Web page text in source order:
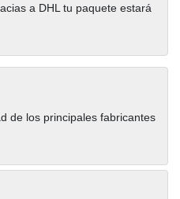
a DHL tu paquete estará
de los principales fabricantes